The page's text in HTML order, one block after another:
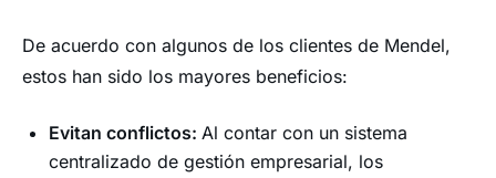
De acuerdo con algunos de los clientes de Mendel,
estos han sido los mayores beneficios:
Evitan conflictos: Al contar con un sistema
centralizado de gestión empresarial, los